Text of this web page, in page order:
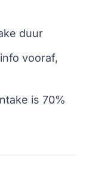
duur
vooraf,
is 70%